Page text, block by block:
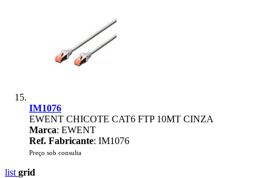
IM1076
EWENT CHICOTE CAT6 FTP 10MT CINZA
Marca: EWENT
Ref. Fabricante: IM1076
Preço sob consulta
list grid